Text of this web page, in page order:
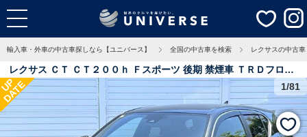
輸入車・外車の中古車探しなら【ユニバース】 全国の中古車を検索 レクサスの中古車
レクサス ＣＴ ＣＴ２００ｈ Ｆスポーツ 後期 禁煙車 ＴＲＤフロン
トスポイラー 純正１０．３インチナビ バックカメラ セーフティシ
ステムプラス パワーシート シートヒーター ＬＥＤヘッド 革巻き
ステアリング パドルシフト クリアランスソナー 4.2万Km 大阪府
DATE 1/81